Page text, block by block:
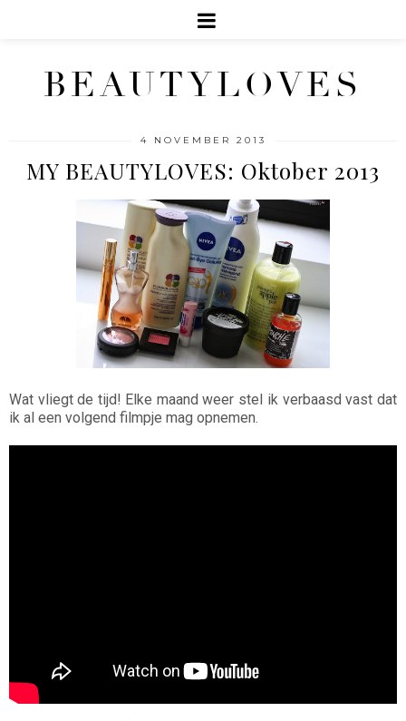
BEAUTYLOVES
4 NOVEMBER 2013
MY BEAUTYLOVES: Oktober 2013
Wat vliegt de tijd! Elke maand weer stel ik verbaasd vast dat
ik al een volgend filmpje mag opnemen.